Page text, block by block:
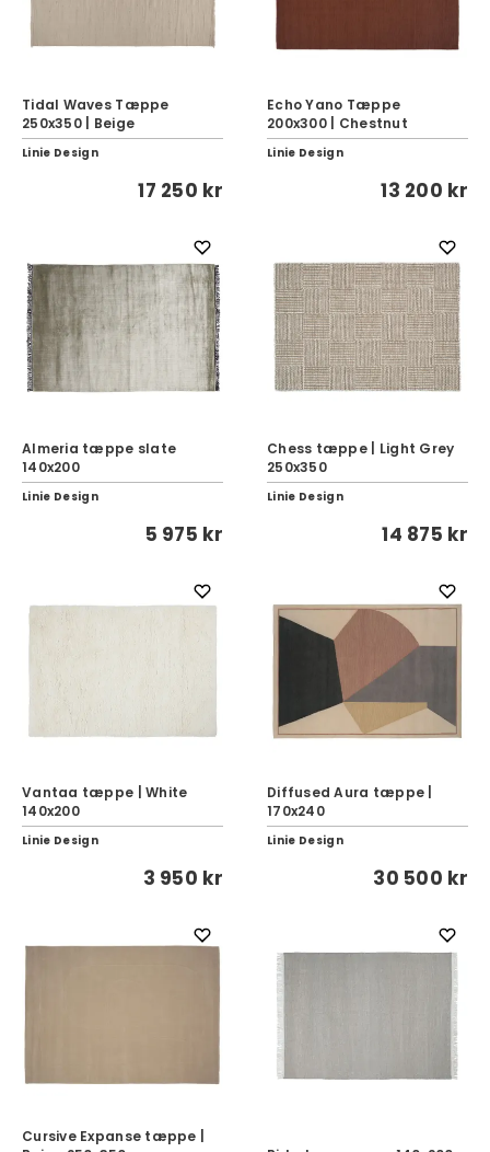
Tidal Waves Tæppe
250x350 | Beige
Linie Design
17 250 kr
Echo Yano Tæppe
200x300 | Chestnut
Linie Design
13 200 kr
Almeria tæppe slate
140x200
Linie Design
5 975 kr
Chess tæppe | Light Grey
250x350
Linie Design
14 875 kr
Vantaa tæppe | White
140x200
Linie Design
3 950 kr
Diffused Aura tæppe |
170x240
Linie Design
30 500 kr
Cursive Expanse tæppe |